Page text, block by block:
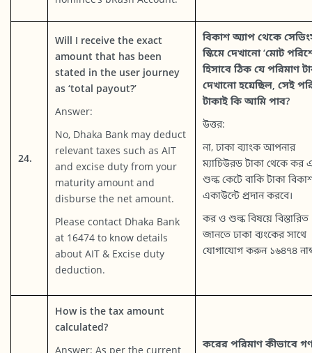
24.
Will I receive the exact
amount that has been
stated in the user journey
as ‘total payout?’
Answer:
No, Dhaka Bank may deduct
relevant taxes such as AIT
and excise duty from your
maturity amount and
disburse the net amount.
Please contact Dhaka Bank
at 16474 to know details
about AIT & Excise duty
deduction.
বিকাশ অ্যাপ থেকে
স্কিমে দেখানো ‘মোট
হিসাবে ঠিক যে পরিমাণ
দেখানো হয়েছিল, সেই
টাকাই কি আমি পাব?
উত্তর:
না, ঢাকা ব্যাংক আপনার
ম্যাচিউরড টাকা থেকে কর
শুল্ক কেটে বাকি টাকা
একাউন্টে প্রদান করবে।
কর ও শুল্ক বিষয়ে বিস্তারিত
জানতে ঢাকা ব্যংকের সাথে
যোগাযোগ করুন ১৬৪৭৪
How is the tax amount
calculated?
Answer: As per the current
করের পরিমাণ কীভাবে